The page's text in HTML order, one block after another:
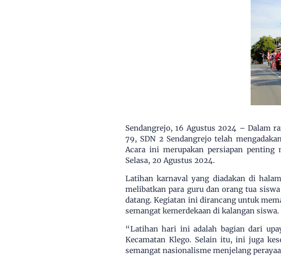
Sendangrejo, 16 Agustus 2024 – Dalam
79, SDN 2 Sendangrejo telah
Acara ini merupakan persiapan penting
Selasa, 20 Agustus 2024.
Latihan karnaval yang diadakan di
melibatkan para guru dan orang tua
datang. Kegiatan ini dirancang untuk
semangat kemerdekaan di kalangan siswa.
“Latihan hari ini adalah bagian dari
Kecamatan Klego. Selain itu, ini juga
semangat nasionalisme menjelang